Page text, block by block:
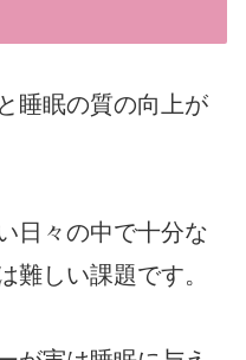
睡眠の質の向上が
日々の中で十分な
難しい課題です。